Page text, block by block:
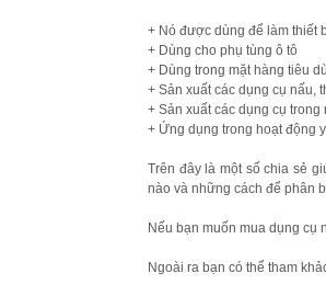
+ Nó được dùng để làm thiết
+ Dùng cho phụ tùng ô tô
+ Dùng trong mặt hàng tiêu
+ Sản xuất các dụng cụ nấu,
+ Sản xuất các dụng cụ
+ Ứng dụng trong hoạt động
Trên đây là một số chia sẻ
nào và những cách để phân
Nếu bạn muốn mua dụng cụ
Ngoài ra bạn có thể tham